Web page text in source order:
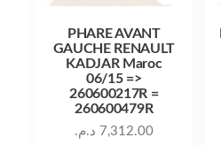
PHARE AVANT
GAUCHE RENAULT
KADJAR Maroc
06/15 =>
260600217R =
260600479R
7,312.00 د.م.